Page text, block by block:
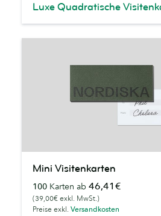
Luxe Quadratische
Visitenkarten
Mini Visitenkarten
100 Karten ab 46,41€
(39,00€ exkl. MwSt.)
Preise exkl. Versandkosten